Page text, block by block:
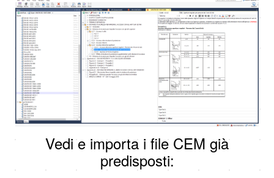
Vedi e importa i file CEM già
predisposti: